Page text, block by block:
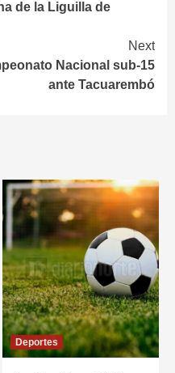
de la Liguilla de
Next
Nacional sub-15
ante Tacuarembó
Deportes